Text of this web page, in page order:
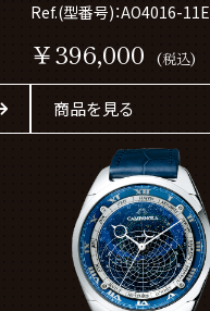
Ref.(型番号)：AO4016-11E
￥396,000 (税込)
商品を見る